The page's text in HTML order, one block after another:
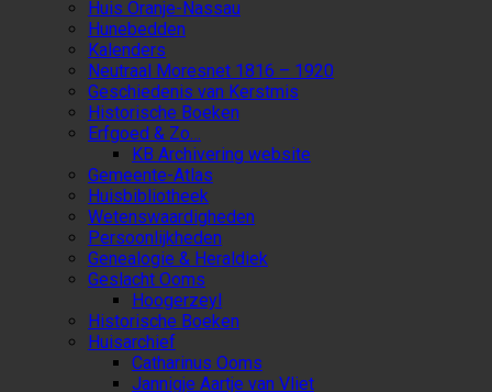
Huis Oranje-Nassau
Hunebedden
Kalenders
Neutraal Moresnet 1816 – 1920
Geschiedenis van Kerstmis
Historische Boeken
Erfgoed & Zo…
KB Archivering website
Gemeente-Atlas
Huisbibliotheek
Wetenswaardigheden
Persoonlijkheden
Genealogie & Heraldiek
Geslacht Ooms
Hoogerzeyl
Historische Boeken
Huisarchief
Catharinus Ooms
Jannigje Aartje van Vliet